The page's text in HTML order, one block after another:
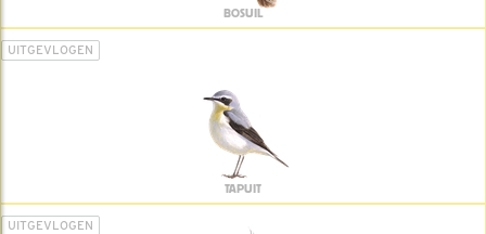
BOSUIL
UITGEVLOGEN
TAPUIT
UITGEVLOGEN